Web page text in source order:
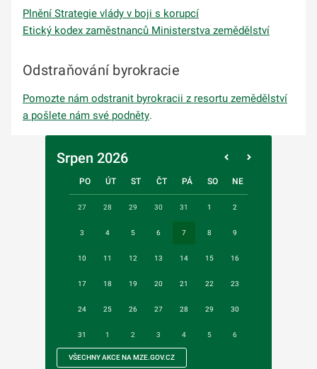
Plnění Strategie vlády v boji s korupcí
Etický kodex zaměstnanců Ministerstva zemědělství
Odstraňování byrokracie
Pomozte nám odstranit byrokracii z resortu zemědělství
a pošlete nám své podněty.
Srpen 2026
PO ÚT ST ČT PÁ SO NE
27 28 29 30 31 1 2
3 4 5 6 7 8 9
10 11 12 13 14 15 16
17 18 19 20 21 22 23
24 25 26 27 28 29 30
31 1 2 3 4 5 6
VŠECHNY AKCE NA MZE.GOV.CZ